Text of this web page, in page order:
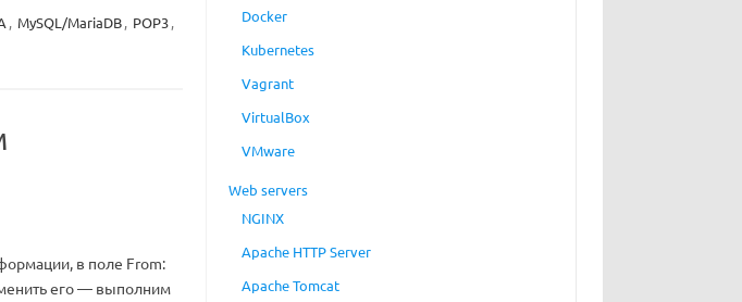
, MySQL/MariaDB, POP3,
в поле From:
его — выполним
Docker
Kubernetes
Vagrant
VirtualBox
VMware
Web servers
NGINX
Apache HTTP Server
Apache Tomcat